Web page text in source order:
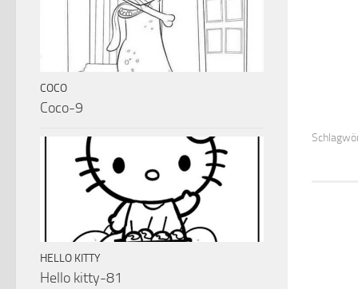
COCO
Coco-9
HELLO KITTY
Hello kitty-81